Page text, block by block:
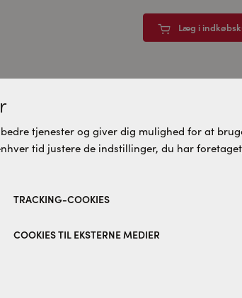
tjenester og giver dig mulighed for at
tid justere de indstillinger, du har
TRACKING-COOKIES
COOKIES TIL EKSTERNE MEDIER
Læg i
også synes om